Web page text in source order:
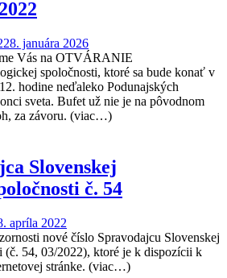
28. januára 2026
Vás na OTVÁRANIE
spoločnosti, ktoré sa bude konať v
hodine neďaleko Podunajských
sveta. Bufet už nie je na pôvodnom
za závoru. (viac…)
Slovenskej
č. 54
apríla 2022
nové číslo Spravodajcu Slovenskej
(č. 54, 03/2022), ktoré je k dispozícii k
stránke. (viac…)